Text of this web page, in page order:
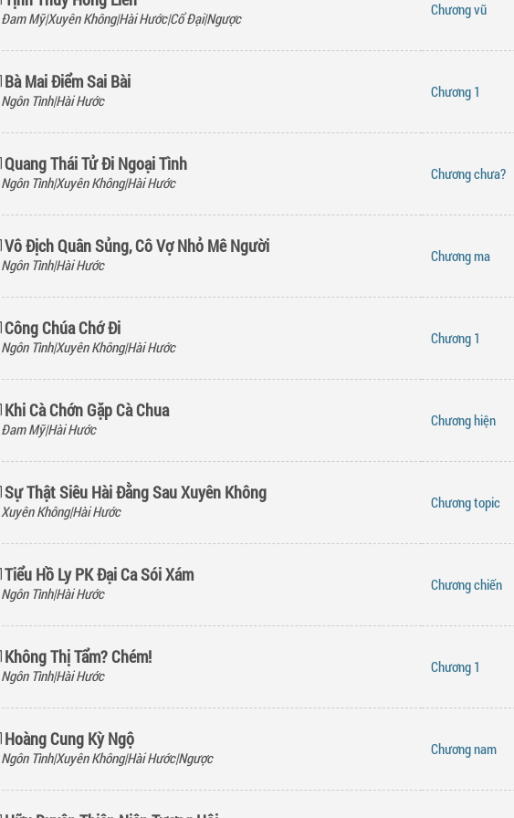
Đam Mỹ|Xuyên Không|Hài Hước|Cổ Đại|Ngược Chươngvũ
Bà Mai Điểm Sai Bài
Ngôn Tình|Hài Hước Chương 1
Quang Thái Tử Đi Ngoại Tình
Ngôn Tình|Xuyên Không|Hài Hước Chươngchưa?
Vô Địch Quân Sủng, Cô Vợ Nhỏ Mê Người
Ngôn Tình|Hài Hước Chươngma
Công Chúa Chớ Đi
Ngôn Tình|Xuyên Không|Hài Hước Chương 1
Khi Cà Chớn Gặp Cà Chua
Đam Mỹ|Hài Hước Chươnghiện
Sự Thật Siêu Hài Đằng Sau Xuyên Không
Xuyên Không|Hài Hước Chươngtopic
Tiểu Hồ Ly PK Đại Ca Sói Xám
Ngôn Tình|Hài Hước Chươngchiến
Không Thị Tẩm? Chém!
Ngôn Tình|Hài Hước Chương 1
Hoàng Cung Kỳ Ngộ
Ngôn Tình|Xuyên Không|Hài Hước|Ngược Chươngnam